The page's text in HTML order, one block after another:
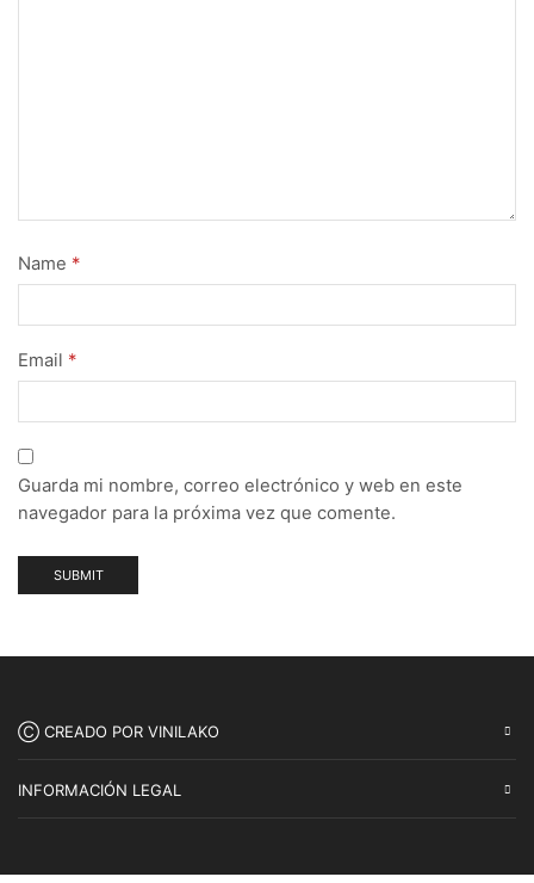
Name *
Email *
Guarda mi nombre, correo electrónico y web en este
navegador para la próxima vez que comente.
Ⓒ CREADO POR VINILAKO
INFORMACIÓN LEGAL